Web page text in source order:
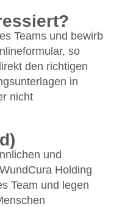
Teams und bewirb
so
den richtigen
in
nicht
und
Holding
Team und legen